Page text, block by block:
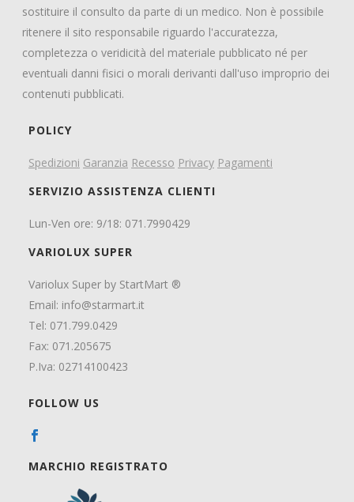
sostituire il consulto da parte di un medico. Non è possibile
ritenere il sito responsabile riguardo l'accuratezza,
completezza o veridicità del materiale pubblicato né per
eventuali danni fisici o morali derivanti dall'uso improprio dei
contenuti pubblicati.
POLICY
Spedizioni Garanzia Recesso Privacy Pagamenti
SERVIZIO ASSISTENZA CLIENTI
Lun-Ven ore: 9/18: 071.7990429
VARIOLUX SUPER
Variolux Super by StartMart ®
Email: info@starmart.it
Tel: 071.799.0429
Fax: 071.205675
P.Iva: 02714100423
FOLLOW US
MARCHIO REGISTRATO